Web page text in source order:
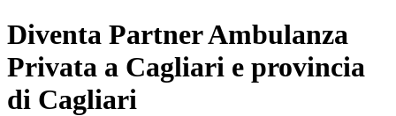
Diventa Partner Ambulanza
Privata a Cagliari e provincia
di Cagliari